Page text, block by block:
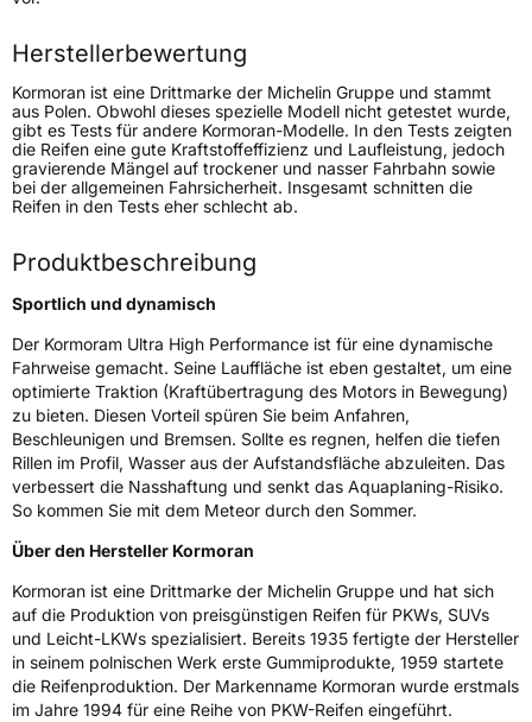
Höchstlast615 kg
Gewicht (in kg)
9,21 kg
Generelle Merkmale
FahrzeugtypPKW
VerwendungSommerreifen
Modellname
Ultra High Performance
Weitere Eigenschaften
SchlauchtypTL
ZustandNeureifen
NasshaftungC
Rollgeräusch (Klasse)B
Herstellerbewertung
Kormoran ist eine Drittmarke der Michelin Gruppe und stammt
aus Polen. Obwohl dieses spezielle Modell nicht getestet wurde,
gibt es Tests für andere Kormoran-Modelle. In den Tests zeigten
die Reifen eine gute Kraftstoffeffizienz und Laufleistung, jedoch
gravierende Mängel auf trockener und nasser Fahrbahn sowie
bei der allgemeinen Fahrsicherheit. Insgesamt schnitten die
Reifen in den Tests eher schlecht ab.
Produktbeschreibung
Sportlich und dynamisch
Der Kormoram Ultra High Performance ist für eine dynamische
Fahrweise gemacht. Seine Lauffläche ist eben gestaltet, um eine
optimierte Traktion (Kraftübertragung des Motors in Bewegung)
zu bieten. Diesen Vorteil spüren Sie beim Anfahren,
Beschleunigen und Bremsen. Sollte es regnen, helfen die tiefen
Rillen im Profil, Wasser aus der Aufstandsfläche abzuleiten. Das
verbessert die Nasshaftung und senkt das Aquaplaning-Risiko.
So kommen Sie mit dem Meteor durch den Sommer.
Über den Hersteller Kormoran
Kormoran ist eine Drittmarke der Michelin Gruppe und hat sich
auf die Produktion von preisgünstigen Reifen für PKWs, SUVs
und Leicht-LKWs spezialisiert. Bereits 1935 fertigte der Hersteller
in seinem polnischen Werk erste Gummiprodukte, 1959 startete
die Reifenproduktion. Der Markenname Kormoran wurde erstmals
im Jahre 1994 für eine Reihe von PKW-Reifen eingeführt.